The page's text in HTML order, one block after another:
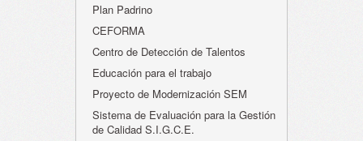
Plan Padrino
CEFORMA
Centro de Detección de Talentos
Educación para el trabajo
Proyecto de Modernización SEM
Sistema de Evaluación para la Gestión
de Calidad S.I.G.C.E.